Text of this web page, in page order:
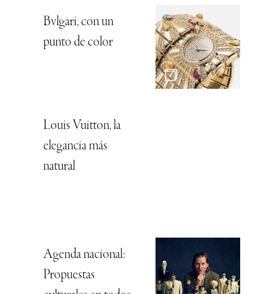
Bvlgari, con un
punto de color
Louis Vuitton, la
elegancia más
natural
Agenda nacional:
Propuestas